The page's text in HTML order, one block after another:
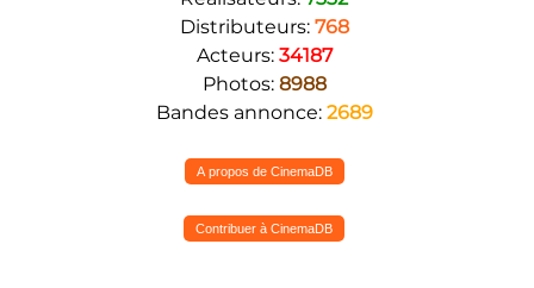
Distributeurs: 768
Acteurs: 34187
Photos: 8988
Bandes annonce: 2689
A propos de CinemaDB
Contribuer à CinemaDB